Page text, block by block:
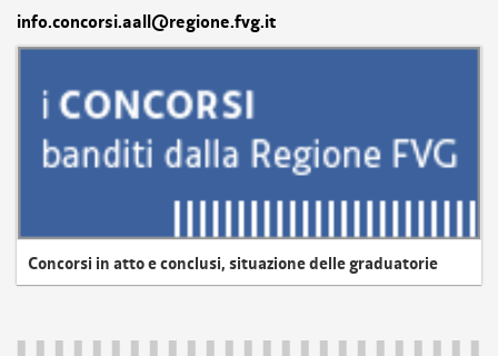
info.concorsi.aall@regione.fvg.it
Concorsi in atto e conclusi, situazione delle graduatorie